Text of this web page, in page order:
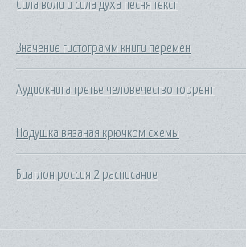
Сила воли и сила духа песня текст
Значение гистограмм книги перемен
Аудиокнига третье человечество торрент
Подушка вязаная крючком схемы
Биатлон россия 2 расписание